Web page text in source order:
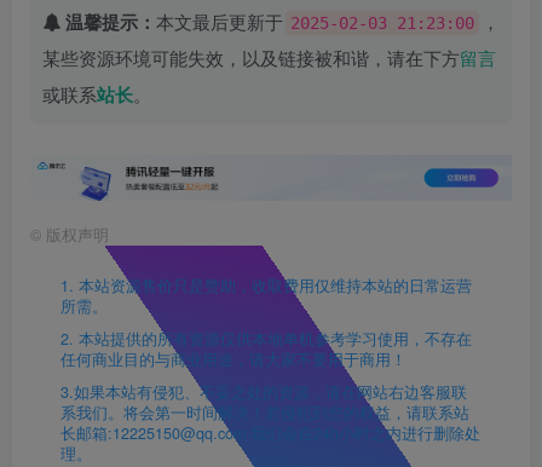
温馨提示： 本文最后更新于 2025-02-03 21:23:00
，
某些资源环境可能失效，以及链接被和谐，请在下方留言
或联系站长。
© 版权声明
1. 本站资源售价只是赞助，收取费用仅维持本站的日常运营
所需。
2. 本站提供的所有资源仅供本地单机参考学习使用，不存在
任何商业目的与商业用途，请大家不要用于商用！
3.如果本站有侵犯、不妥之处的资源，请在网站右边客服联
系我们。将会第一时间解决！若侵犯到您的权益，请联系站
长邮箱:12225150@qq.com 我们会在24h小时之内进行删除处
理。